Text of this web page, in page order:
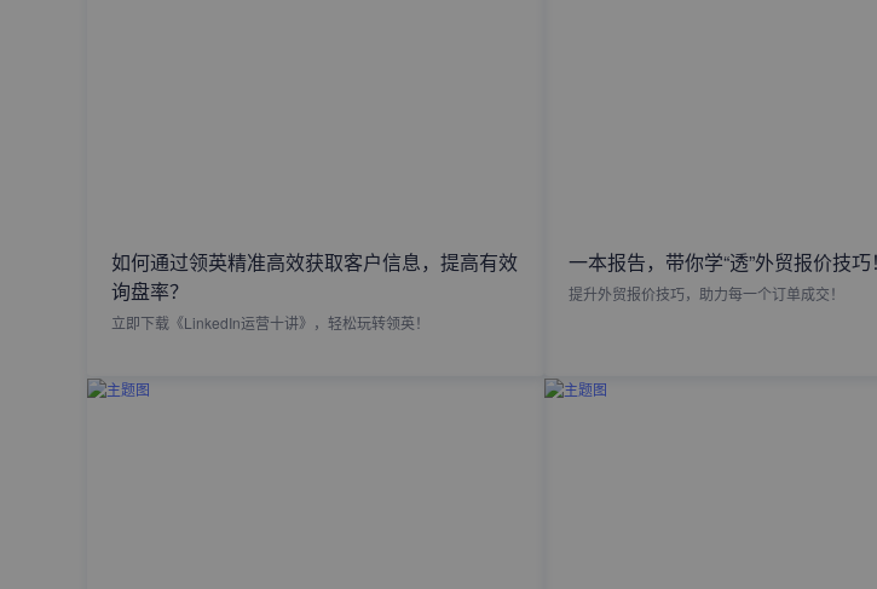
如何通过领英精准高效获取客户信息，提高有效
询盘率？
立即下载《LinkedIn运营十讲》，轻松玩转领英！
一本报告，带你学“透”外贸报价技巧！
提升外贸报价技巧，助力每一个订单成交！